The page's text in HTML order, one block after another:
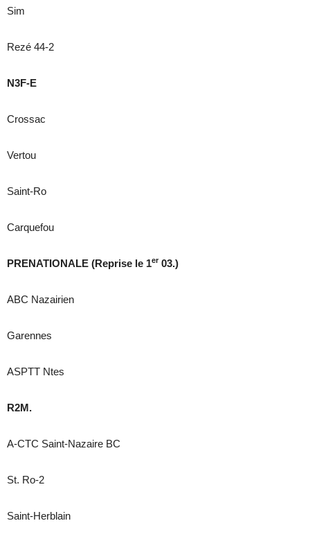
Sim
Rezé 44-2
N3F-E
Crossac
Vertou
Saint-Ro
Carquefou
PRENATIONALE (Reprise le 1er 03.)
ABC Nazairien
Garennes
ASPTT Ntes
R2M.
A-CTC Saint-Nazaire BC
St. Ro-2
Saint-Herblain